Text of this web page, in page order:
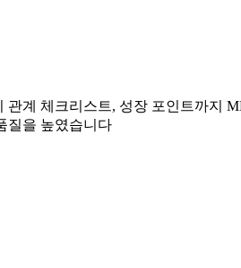
계 체크리스트, 성장 포인트까지
질을 높였습니다